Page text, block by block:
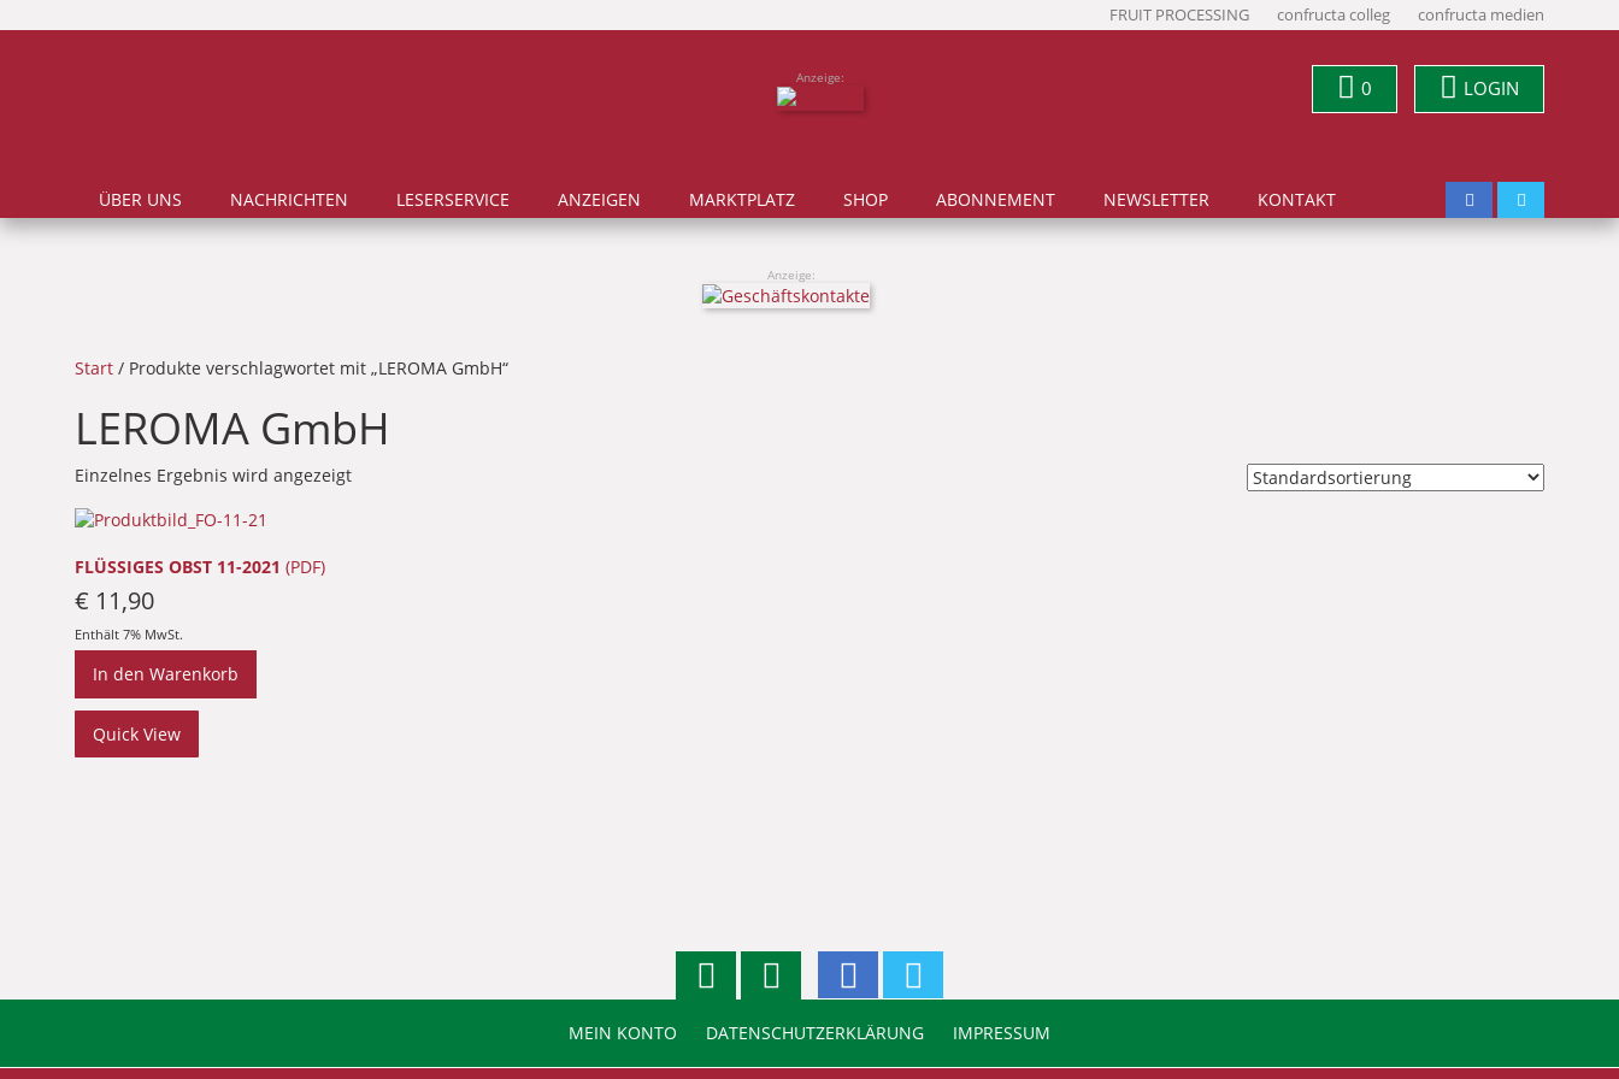
FRUIT PROCESSING confructa colleg confructa medien
0 LOGIN
Anzeige:
ÜBER UNS NACHRICHTEN LESERSERVICE ANZEIGEN MARKTPLATZ SHOP ABONNEMENT NEWSLETTER KONTAKT
Anzeige:
Start / Produkte verschlagwortet mit „LEROMA GmbH“
LEROMA GmbH
Einzelnes Ergebnis wird angezeigt
FLÜSSIGES OBST 11-2021 (PDF)
€ 11,90
Enthält 7% MwSt.
In den Warenkorb
Quick View
MEIN KONTO DATENSCHUTZERKLÄRUNG IMPRESSUM